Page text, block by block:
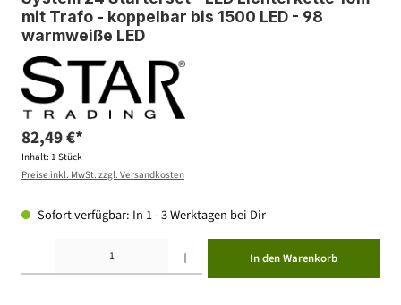
mit Trafo - koppelbar bis 1500 LED - 98
warmweiße LED
82,49 €*
Inhalt: 1 Stück
Preise inkl. MwSt. zzgl. Versandkosten
Sofort verfügbar: In 1 - 3 Werktagen bei Dir
In den Warenkorb